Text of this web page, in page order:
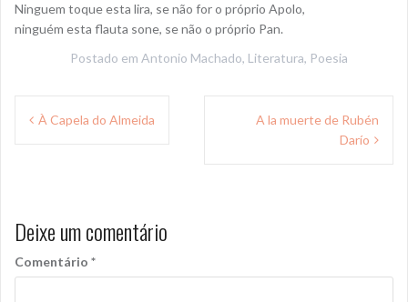
Ninguem toque esta lira, se não for o próprio Apolo,
ninguém esta flauta sone, se não o próprio Pan.
Postado em Antonio Machado, Literatura, Poesia
Navegação
À Capela do Almeida
A la muerte de Rubén
Darío
Deixe um comentário
Comentário *